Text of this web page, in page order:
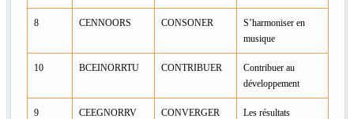
8 CENNOORS CONSONER
S’harmoniser en
musique
10 BCEINORRTU CONTRIBUER
Contribuer au
développement
9 CEEGNORRV CONVERGER
Les résultats